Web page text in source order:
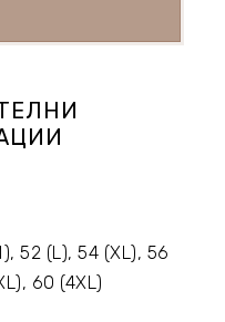
52 (L), 54 (XL), 56
60 (4XL)